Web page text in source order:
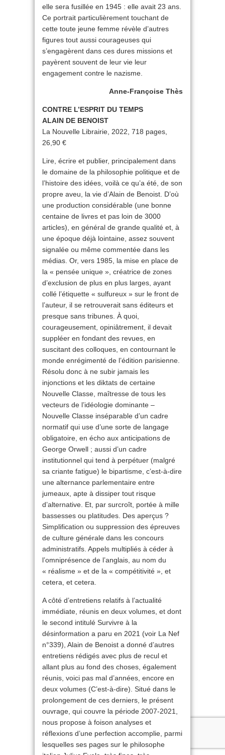
elle sera fusillée en 1945 : elle avait 23 ans.
Ce portrait particulièrement touchant de
cette toute jeune femme révèle d’autres
figures tout aussi courageuses qui
s’engagèrent dans ces dures missions et
payèrent souvent de leur vie leur
engagement contre le nazisme.
Anne-Françoise Thès
CONTRE L’ESPRIT DU TEMPS
ALAIN DE BENOIST
La Nouvelle Librairie, 2022, 718 pages,
26,90 €
Lire, écrire et publier, principalement dans
le domaine de la philosophie politique et de
l’histoire des idées, voilà ce qu’a été, de son
propre aveu, la vie d’Alain de Benoist. D’où
une production considérable (une bonne
centaine de livres et pas loin de 3000
articles), en général de grande qualité et, à
une époque déjà lointaine, assez souvent
signalée ou même commentée dans les
médias. Or, vers 1985, la mise en place de
la « pensée unique », créatrice de zones
d’exclusion de plus en plus larges, ayant
collé l’étiquette « sulfureux » sur le front de
l’auteur, il se retrouverait sans éditeurs et
presque sans tribunes. À quoi,
courageusement, opiniâtrement, il devait
suppléer en fondant des revues, en
suscitant des colloques, en contournant le
monde enrégimenté de l’édition parisienne.
Résolu donc à ne subir jamais les
injonctions et les diktats de certaine
Nouvelle Classe, maîtresse de tous les
vecteurs de l’idéologie dominante –
Nouvelle Classe inséparable d’un cadre
normatif qui use d’une sorte de langage
obligatoire, en écho aux anticipations de
George Orwell ; aussi d’un cadre
institutionnel qui tend à perpétuer (malgré
sa criante fatigue) le bipartisme, c’est-à-dire
une alternance parlementaire entre
jumeaux, apte à dissiper tout risque
d’alternative. Et, par surcroît, portée à mille
bassesses ou platitudes. Des aperçus ?
Simplification ou suppression des épreuves
de culture générale dans les concours
administratifs. Appels multipliés à céder à
l’omniprésence de l’anglais, au nom du
« réalisme » et de la « compétitivité », et
cetera, et cetera.
A côté d’entretiens relatifs à l’actualité
immédiate, réunis en deux volumes, et dont
le second intitulé Survivre à la
désinformation a paru en 2021 (voir La Nef
n°339), Alain de Benoist a donné d’autres
entretiens rédigés avec plus de recul et
allant plus au fond des choses, également
réunis, voici pas mal d’années, encore en
deux volumes (C’est-à-dire). Situé dans le
prolongement de ces derniers, le présent
ouvrage, qui couvre la période 2007-2021,
nous propose à foison analyses et
réflexions d’une perfection accomplie, parmi
lesquelles ses pages sur le philosophe